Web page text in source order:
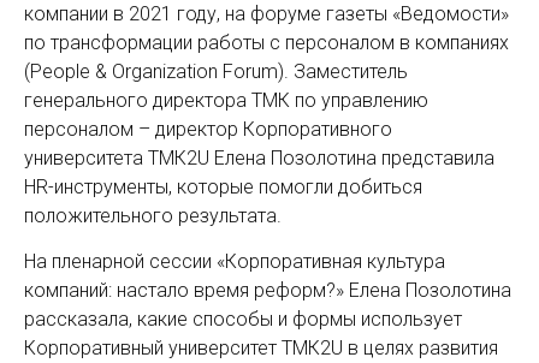
компании в 2021 году, на форуме газеты «Ведомости»
по трансформации работы с персоналом в компаниях
(People & Organization Forum). Заместитель
генерального директора ТМК по управлению
персоналом – директор Корпоративного
университета ТМК2U Елена Позолотина представила
HR-инструменты, которые помогли добиться
положительного результата.
На пленарной сессии «Корпоративная культура
компаний: настало время реформ?» Елена Позолотина
рассказала, какие способы и формы использует
Корпоративный университет ТМК2U в целях развития